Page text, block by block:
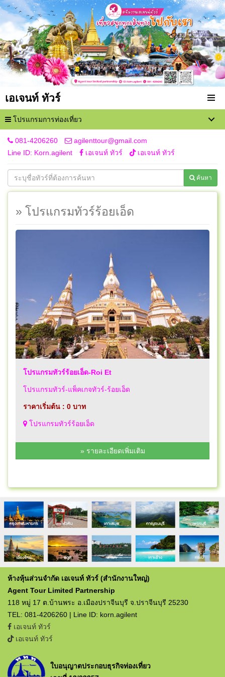
เอเจนท์ ทัวร์
โปรแกรมการท่องเที่ยว
081-4206260
agilenttour@gmail.com
Line ID: Korn.agilent
เอเจนท์ ทัวร์ เอเจนท์ ทัวร์
ค้นหา
» โปรแกรมทัวร์ร้อยเอ็ด
โปรแกรมทัวร์ร้อยเอ็ด-Roi Et
โปรแกรมทัวร์-แพ็คเกจทัวร์-ร้อยเอ็ด
ราคาเริ่มต้น : 0 บาท
โปรแกรมทัวร์ร้อยเอ็ด
» รายละเอียดเพิ่มเติม
ห้างหุ้นส่วนจำกัด เอเจนท์ ทัวร์ (สำนักงานใหญ่)
Agent Tour Limited Partnership
118 หมู่ 17 ต.บ้านพระ อ.เมืองปราจีนบุรี จ.ปราจีนบุรี 25230
TEL: 081-4206260 | Line ID: korn.agilent
เอเจนท์ ทัวร์
เอเจนท์ ทัวร์
ใบอนุญาตประกอบธุรกิจท่องเที่ยว